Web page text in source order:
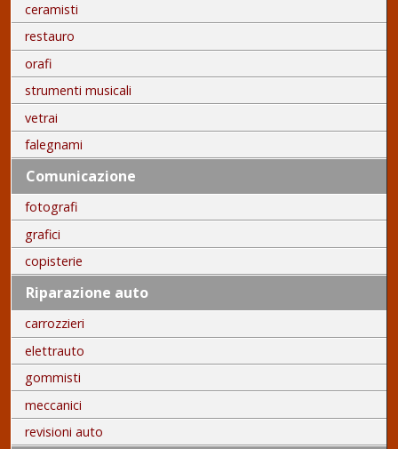
ceramisti
restauro
orafi
strumenti musicali
vetrai
falegnami
Comunicazione
fotografi
grafici
copisterie
Riparazione auto
carrozzieri
elettrauto
gommisti
meccanici
revisioni auto